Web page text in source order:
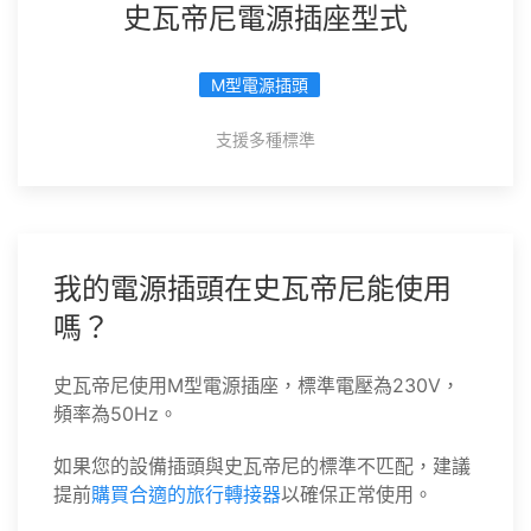
史瓦帝尼電源插座型式
M型電源插頭
支援多種標準
我的電源插頭在史瓦帝尼能使用
嗎？
史瓦帝尼使用M型電源插座，標準電壓為230V，
頻率為50Hz。
如果您的設備插頭與史瓦帝尼的標準不匹配，建議
提前購買合適的旅行轉接器以確保正常使用。